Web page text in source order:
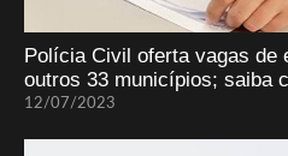
Polícia Civil oferta vagas de
outros 33 municípios; saiba
12/07/2023